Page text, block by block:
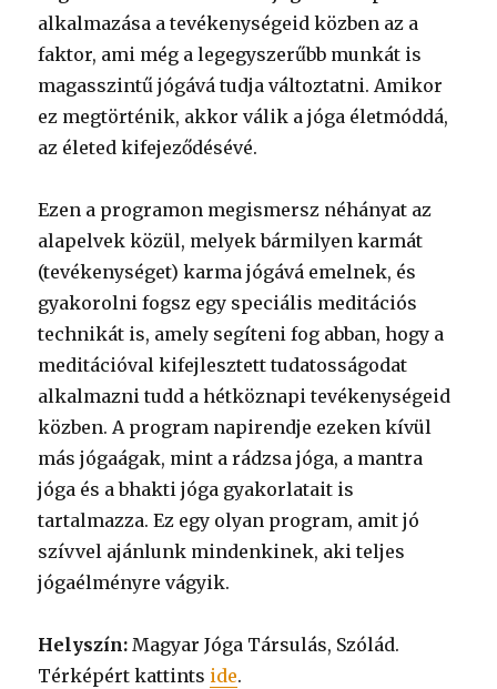
alkalmazása a tevékenységeid közben az a
faktor, ami még a legegyszerűbb munkát is
magasszintű jógává tudja változtatni. Amikor
ez megtörténik, akkor válik a jóga életmóddá,
az életed kifejeződésévé.
Ezen a programon megismersz néhányat az
alapelvek közül, melyek bármilyen karmát
(tevékenységet) karma jógává emelnek, és
gyakorolni fogsz egy speciális meditációs
technikát is, amely segíteni fog abban, hogy a
meditációval kifejlesztett tudatosságodat
alkalmazni tudd a hétköznapi tevékenységeid
közben. A program napirendje ezeken kívül
más jógaágak, mint a rádzsa jóga, a mantra
jóga és a bhakti jóga gyakorlatait is
tartalmazza. Ez egy olyan program, amit jó
szívvel ajánlunk mindenkinek, aki teljes
jógaélményre vágyik.
Helyszín:Magyar Jóga Társulás, Szólád.
Térképért kattints ide.